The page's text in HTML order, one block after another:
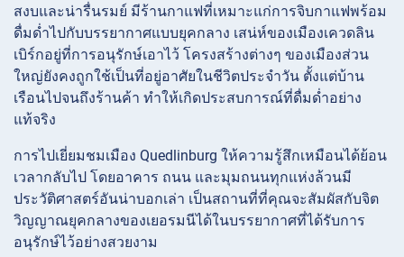
สงบและน่ารื่นรมย์ มีร้านกาแฟที่เหมาะแก่การจิบกาแฟพร้อม
ดื่มด่ำไปกับบรรยากาศแบบยุคกลาง เสน่ห์ของเมืองเควดลิน
เบิร์กอยู่ที่การอนุรักษ์เอาไว้ โครงสร้างต่างๆ ของเมืองส่วน
ใหญ่ยังคงถูกใช้เป็นที่อยู่อาศัยในชีวิตประจำวัน ตั้งแต่บ้าน
เรือนไปจนถึงร้านค้า ทำให้เกิดประสบการณ์ที่ดื่มด่ำอย่าง
แท้จริง
การไปเยี่ยมชมเมือง Quedlinburg ให้ความรู้สึกเหมือนได้ย้อน
เวลากลับไป โดยอาคาร ถนน และมุมถนนทุกแห่งล้วนมี
ประวัติศาสตร์อันน่าบอกเล่า เป็นสถานที่ที่คุณจะสัมผัสกับจิต
วิญญาณยุคกลางของเยอรมนีได้ในบรรยากาศที่ได้รับการ
อนุรักษ์ไว้อย่างสวยงาม